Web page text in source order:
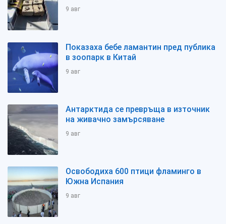
9 авг
Показаха бебе ламантин пред публика
в зоопарк в Китай
9 авг
Антарктида се превръща в източник
на живачно замърсяване
9 авг
Освободиха 600 птици фламинго в
Южна Испания
9 авг